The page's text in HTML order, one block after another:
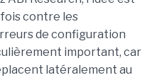
contre les
de configuration
important, car
latéralement au